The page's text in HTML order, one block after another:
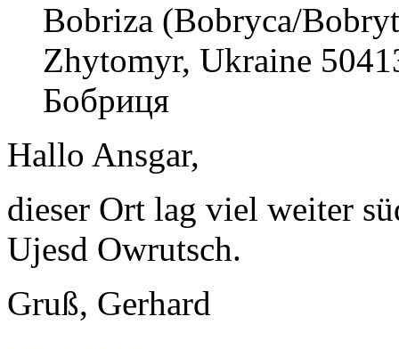
Bobriza (Bobryca/
Zhytomyr, Ukraine
Бобриця
Hallo Ansgar,
dieser Ort lag viel weiter
Ujesd Owrutsch.
Gruß, Gerhard